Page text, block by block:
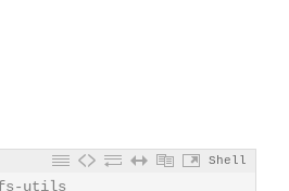
Shell
utils